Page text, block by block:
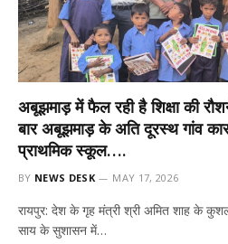
अबूझमाड़ में फैल रही है शिक्षा की
बार अबूझमाड़ के अति दूरस्थ गांव
प्राथमिक स्कूल….
BY NEWS DESK MAY 17, 2026
रायपुर: ​देश के गृह मंत्री श्री अमित शाह के
साय के सुशासन में…